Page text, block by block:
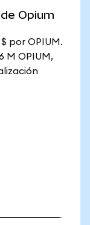
Opium
por OPIUM.
M OPIUM,